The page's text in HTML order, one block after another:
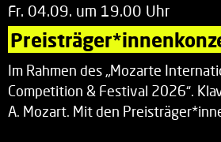
Fr. 04.09. um 19.00 Uhr
Im Rahmen des „Mozarte
Competition & Festival 2026“.
A. Mozart. Mit den